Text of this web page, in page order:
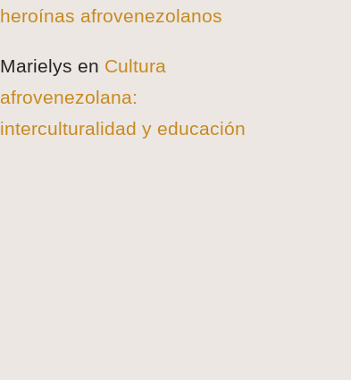
heroínas afrovenezolanos
Marielys en Cultura
afrovenezolana:
interculturalidad y educación